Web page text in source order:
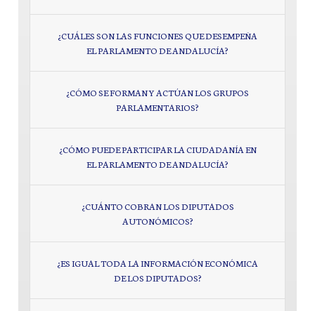
¿CUÁLES SON LAS FUNCIONES QUE DESEMPEÑA
EL PARLAMENTO DE ANDALUCÍA?
¿CÓMO SE FORMAN Y ACTÚAN LOS GRUPOS
PARLAMENTARIOS?
¿CÓMO PUEDE PARTICIPAR LA CIUDADANÍA EN
EL PARLAMENTO DE ANDALUCÍA?
¿CUÁNTO COBRAN LOS DIPUTADOS
AUTONÓMICOS?
¿ES IGUAL TODA LA INFORMACIÓN ECONÓMICA
DE LOS DIPUTADOS?